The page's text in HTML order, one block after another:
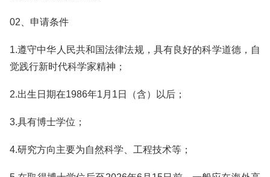
02、申请条件
1.遵守中华人民共和国法律法规，具有良好的科学道德，自
觉践行新时代科学家精神；
2.出生日期在1986年1月1日（含）以后；
3.具有博士学位；
4.研究方向主要为自然科学、工程技术等；